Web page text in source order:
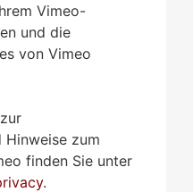
Vimeo-
und die
von Vimeo
Hinweise zum
finden Sie unter
.